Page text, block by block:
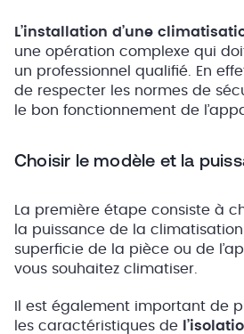
L’installation d’une
une opération complexe qui
un professionnel qualifié. En
de respecter les normes de
le bon fonctionnement de
Choisir le modèle et la
La première étape consiste à
la puissance de la
superficie de la pièce ou de
vous souhaitez climatiser.
Il est également important de
les caractéristiques de